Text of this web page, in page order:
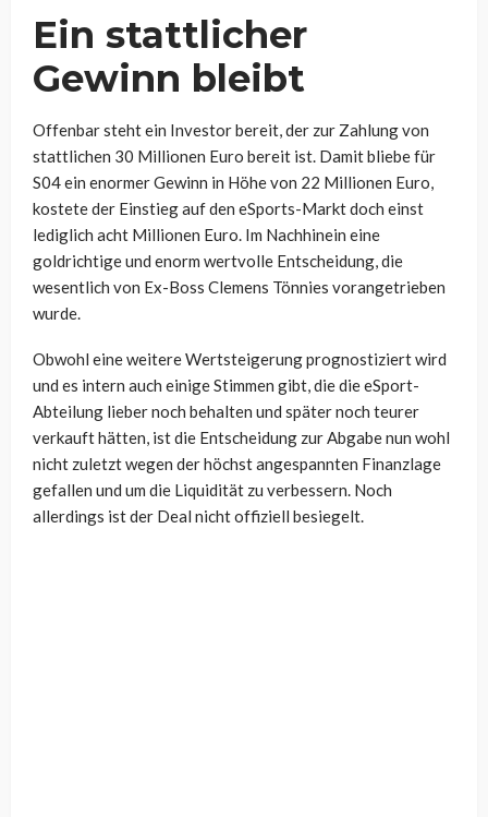
Ein stattlicher
Gewinn bleibt
Offenbar steht ein Investor bereit, der zur Zahlung von
stattlichen 30 Millionen Euro bereit ist. Damit bliebe für
S04 ein enormer Gewinn in Höhe von 22 Millionen Euro,
kostete der Einstieg auf den eSports-Markt doch einst
lediglich acht Millionen Euro. Im Nachhinein eine
goldrichtige und enorm wertvolle Entscheidung, die
wesentlich von Ex-Boss Clemens Tönnies vorangetrieben
wurde.
Obwohl eine weitere Wertsteigerung prognostiziert wird
und es intern auch einige Stimmen gibt, die die eSport-
Abteilung lieber noch behalten und später noch teurer
verkauft hätten, ist die Entscheidung zur Abgabe nun wohl
nicht zuletzt wegen der höchst angespannten Finanzlage
gefallen und um die Liquidität zu verbessern. Noch
allerdings ist der Deal nicht offiziell besiegelt.